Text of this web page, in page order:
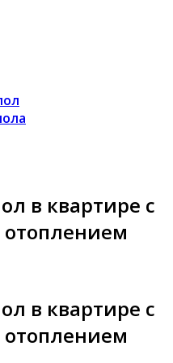
в квартире с
в квартире с